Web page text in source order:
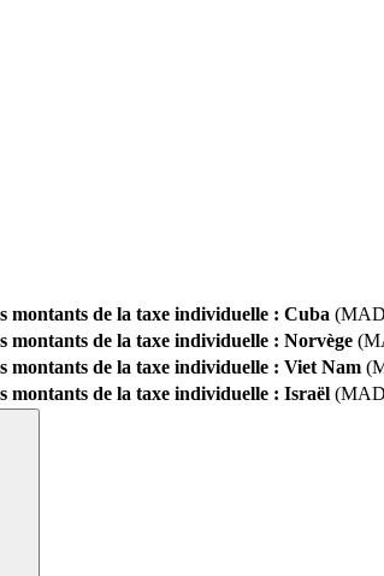
montants de la taxe individuelle : Cuba
montants de la taxe individuelle : Norvège
montants de la taxe individuelle : Viet Nam
montants de la taxe individuelle : Israël